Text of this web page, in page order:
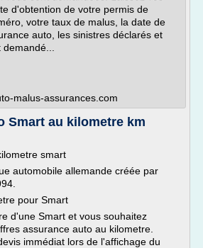
d'obtention de votre permis de
votre taux de malus, la date de
auto, les sinistres déclarés et
malus-assurances.com
Smart au kilometre km
smart
automobile allemande créée par
pour Smart
d'une Smart et vous souhaitez
assurance auto au kilometre.
immédiat lors de l'affichage du